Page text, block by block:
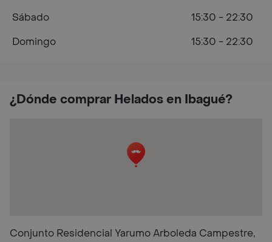
¿Dónde comprar Helados en Ibagué?
Conjunto Residencial Yarumo Arboleda Campestre,
Sábado
15:30 - 22:30
Domingo
15:30 - 22:30